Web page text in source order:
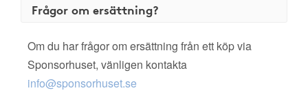
Frågor om ersättning?
Om du har frågor om ersättning från ett köp via
Sponsorhuset, vänligen kontakta
info@sponsorhuset.se